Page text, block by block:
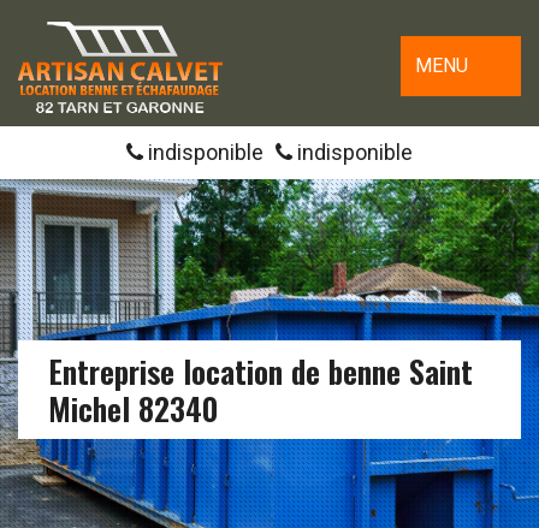
MENU
indisponible indisponible
Entreprise location de benne Saint
Michel 82340